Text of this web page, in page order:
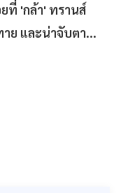
ที่ 'กล้า' ทรานส์
ย และน่าจับตา...